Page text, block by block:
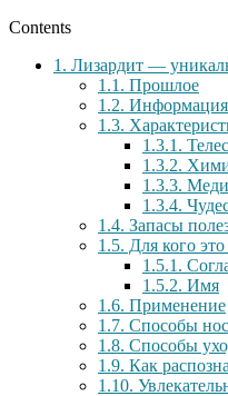
Contents
1. Лизардит —
1.1. Прошлое
1.2. Информация
1.3.
1.3.1.
1.3.2.
1.3.3.
1.3.4.
1.4. Запасы
1.5. Для кого
1.5.1.
1.5.2. Имя
1.6. Применение
1.7. Способы
1.8. Способы
1.9. Как
1.10.